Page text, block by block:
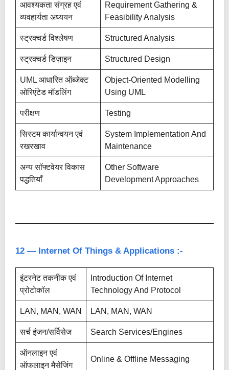
आवश्यकता संग्रह एवं
व्यवहार्यता अध्ययन
Requirement Gathering &
Feasibility Analysis
स्ट्रक्चर्ड विश्लेषण Structured Analysis
स्ट्रक्चर्ड डिज़ाइन Structured Design
UML आधारित ऑब्जेक्ट
ओरिएंटेड मॉडलिंग
Object-Oriented Modelling
Using UML
परीक्षण Testing
सिस्टम कार्यान्वयन एवं
रखरखाव
System Implementation And
Maintenance
अन्य सॉफ्टवेयर विकास
पद्धतियाँ
Other Software
Development Approaches
12 — Internet Of Things & Applications :-
इंटरनेट तकनीक एवं
प्रोटोकॉल
Introduction Of Internet
Technology And Protocol
LAN, MAN, WAN LAN, MAN, WAN
सर्च इंजन/सर्विसेज Search Services/Engines
ऑनलाइन एवं
ऑफलाइन मैसेजिंग
Online & Offline Messaging